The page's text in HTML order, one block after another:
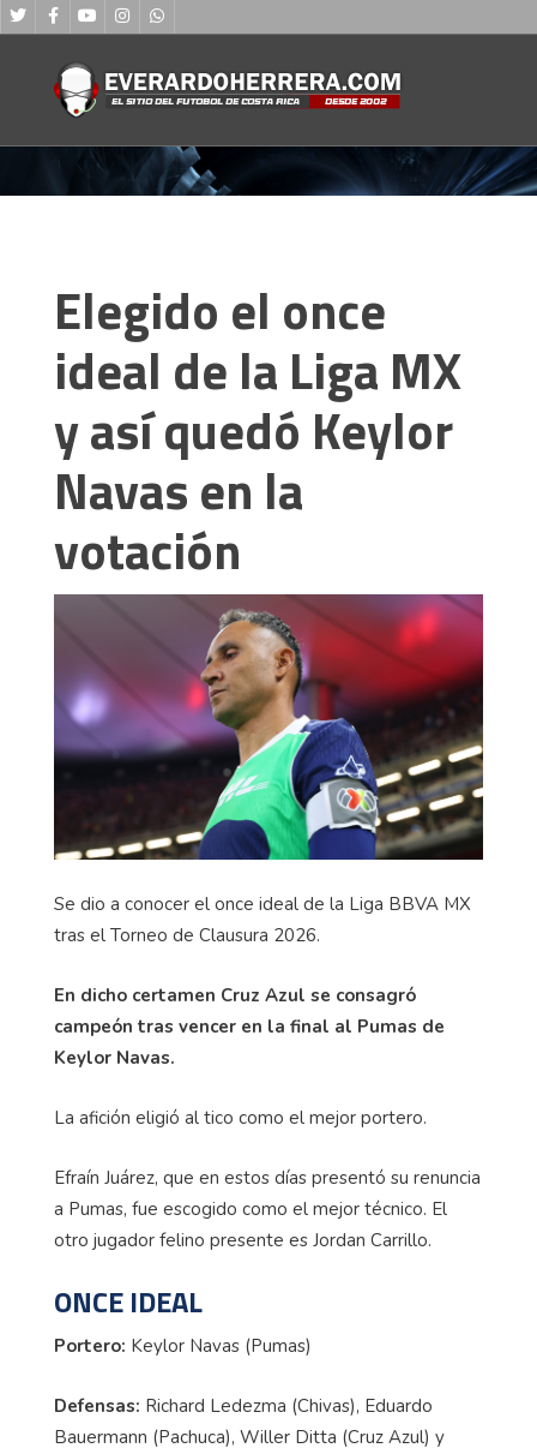
Elegido el once
ideal de la Liga MX
y así quedó Keylor
Navas en la
votación
Se dio a conocer el once ideal de la Liga BBVA MX
tras el Torneo de Clausura 2026.
En dicho certamen Cruz Azul se consagró
campeón tras vencer en la final al Pumas de
Keylor Navas.
La afición eligió al tico como el mejor portero.
Efraín Juárez, que en estos días presentó su renuncia
a Pumas, fue escogido como el mejor técnico. El
otro jugador felino presente es Jordan Carrillo.
ONCE IDEAL
Portero: Keylor Navas (Pumas)
Defensas: Richard Ledezma (Chivas), Eduardo
Bauermann (Pachuca), Willer Ditta (Cruz Azul) y